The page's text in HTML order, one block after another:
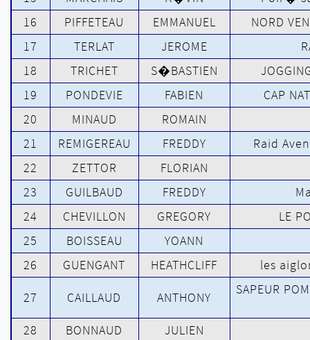
16
PIFFETEAU EMMANUEL
NORD
17
TERLAT JEROME
18
TRICHET S�BASTIEN
19
PONDEVIE FABIEN
CAP
20
MINAUD
ROMAIN
21
REMIGEREAU FREDDY
Raid
22
ZETTOR
FLORIAN
23
GUILBAUD FREDDY
24
CHEVILLON GREGORY
LE
25
BOISSEAU
YOANN
26
GUENGANT HEATHCLIFF les
27 CAILLAUD ANTHONY
SAPEUR
28 BONNAUD
JULIEN